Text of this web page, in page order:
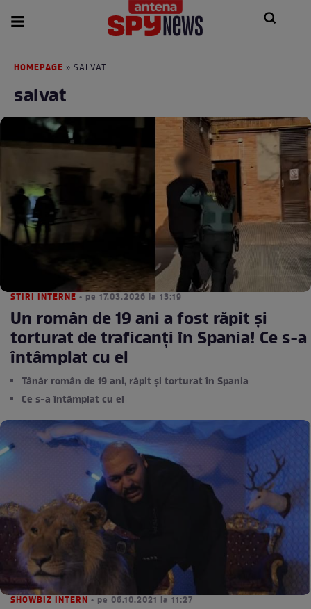
HOMEPAGE » SALVAT
salvat
STIRI INTERNE • pe 17.03.2026 la 13:19
Un român de 19 ani a fost răpit și
torturat de traficanți în Spania! Ce s-a
întâmplat cu el
Tânăr român de 19 ani, răpit și torturat în Spania
Ce s-a întâmplat cu el
SHOWBIZ INTERN • pe 06.10.2021 la 11:27